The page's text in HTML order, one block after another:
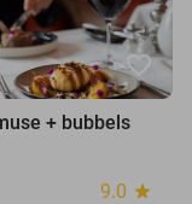
favorite_border
+ bubbels
9.0 star